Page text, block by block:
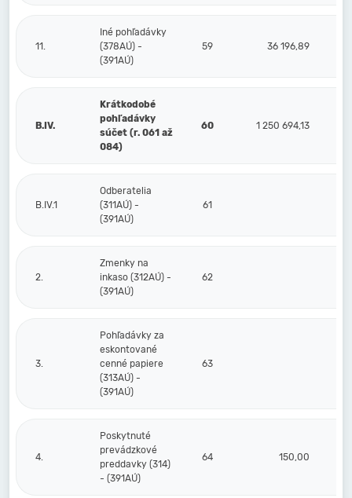
11.
Iné pohľadávky
(378AÚ) -
(391AÚ)
59 36 196,89
B.IV.
Krátkodobé
pohľadávky
súčet (r. 061 až
084)
60 1 250 694,13
B.IV.1
Odberatelia
(311AÚ) -
(391AÚ)
61
2.
Zmenky na
inkaso (312AÚ) -
(391AÚ)
62
3.
Pohľadávky za
eskontované
cenné papiere
(313AÚ) -
(391AÚ)
63
4.
Poskytnuté
prevádzkové
preddavky (314)
- (391AÚ)
64 150,00